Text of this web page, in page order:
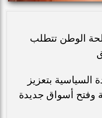
الوطن تتطلب
السياسية بتعزيز
وفتح أسواق جديدة